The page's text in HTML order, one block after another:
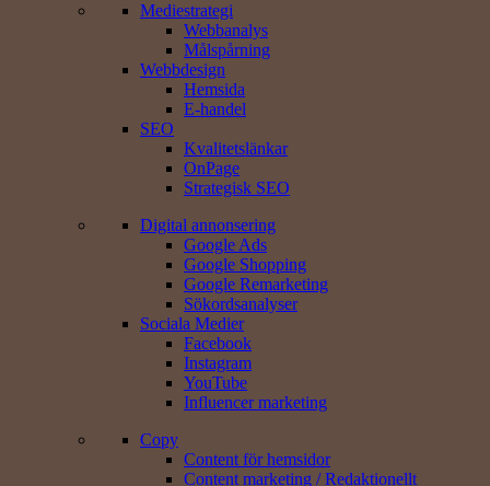
Mediestrategi
Webbanalys
Målspårning
Webbdesign
Hemsida
E-handel
SEO
Kvalitetslänkar
OnPage
Strategisk SEO
Digital annonsering
Google Ads
Google Shopping
Google Remarketing
Sökords­analyser
Sociala Medier
Facebook
Instagram
YouTube
Influencer marketing
Copy
Content för hemsidor
Content marketing / Redaktionellt